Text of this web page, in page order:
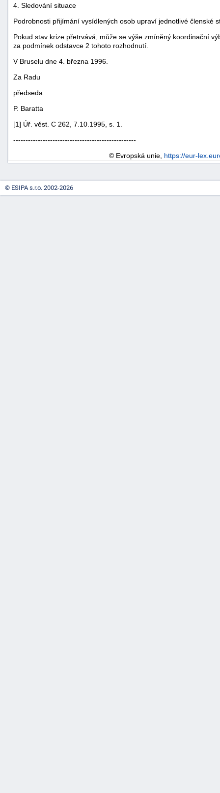
4. Sledování situace
Podrobnosti přijímání vysídlených osob upraví jednotlivé členské
Pokud stav krize přetrvává, může se výše zmíněný koordinační
za podmínek odstavce 2 tohoto rozhodnutí.
V Bruselu dne 4. března 1996.
Za Radu
předseda
P. Baratta
[1] Úř. věst. C 262, 7.10.1995, s. 1.
--------------------------------------------------
© Evropská unie, https://eur-
škod"
© ESIPA s.r.o. 2002-2026